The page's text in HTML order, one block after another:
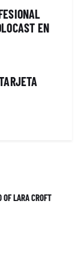
EN
LARA CROFT